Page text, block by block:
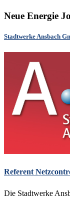
Neue Energie
Stadtwerke Ansbach
Referent
Die Stadtwerke